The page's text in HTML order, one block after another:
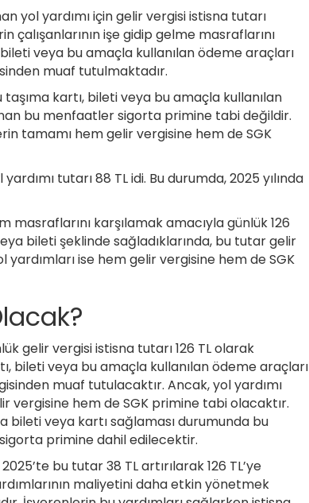
yol yardımı için gelir vergisi istisna tutarı
çalışanlarının işe gidip gelme masraflarını
veya bu amaçla kullanılan ödeme araçları
muaf tutulmaktadır.
kartı, bileti veya bu amaçla kullanılan
bu menfaatler sigorta primine tabi değildir.
tamamı hem gelir vergisine hem de SGK
tutarı 88 TL idi. Bu durumda, 2025 yılında
masraflarını karşılamak amacıyla günlük 126
bileti şeklinde sağladıklarında, bu tutar gelir
ise hem gelir vergisine hem de SGK
gelir vergisi istisna tutarı 126 TL olarak
bileti veya bu amaçla kullanılan ödeme araçları
muaf tutulacaktır. Ancak, yol yardımı
vergisine hem de SGK primine tabi olacaktır.
bileti veya kartı sağlaması durumunda bu
primine dahil edilecektir.
bu tutar 38 TL artırılarak 126 TL’ye
maliyetini daha etkin yönetmek